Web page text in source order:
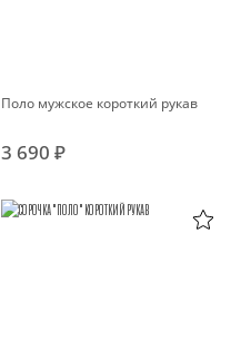
Поло мужское короткий рукав
3 690 ₽